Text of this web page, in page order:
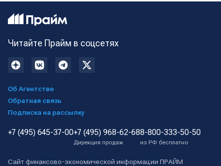
Читайте Прайм в соцсетях
Об Агентстве
Обратная связь
Подписка на рассылку
+7 (495) 645-37-00+7 (495) 968-62-68
Дирекция продаж
8-800-333-50-50
из РФ бесплатно
Сайт финансово-экономической информации ПРАЙМ